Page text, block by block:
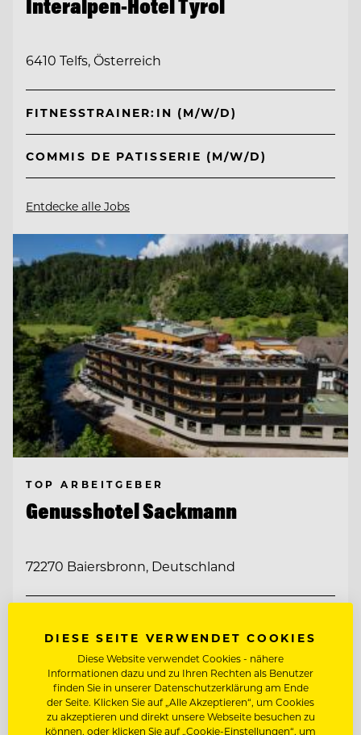
6410 Telfs, Österreich
FITNESSTRAINER:IN (M/W/D)
COMMIS DE PATISSERIE (M/W/D)
Entdecke alle Jobs
TOP ARBEITGEBER
Genusshotel Sackmann
72270 Baiersbronn, Deutschland
REZEPTIONSLEITUNG
Entdecke alle Jobs
DIESE SEITE VERWENDET COOKIES
Diese Website verwendet Cookies - nähere
Informationen dazu und zu Ihren Rechten als Benutzer
finden Sie in unserer Datenschutzerklärung am Ende
der Seite. Klicken Sie auf „Alle Akzeptieren“, um Cookies
zu akzeptieren und direkt unsere Webseite besuchen zu
können, oder klicken Sie auf „Cookie-Einstellungen“, um